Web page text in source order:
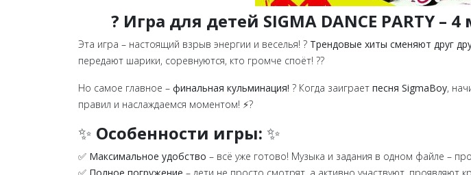
? Игра для детей SIGMA DANCE PARTY –
Эта игра – настоящий взрыв энергии и веселья! ? Трендовые хиты сменяют друг
передают шарики, соревнуются, кто громче споёт! ??
Но самое главное – финальная кульминация! ? Когда заиграет песня SigmaBoy,
правил и наслаждаемся моментом! ⚡?
✨ Особенности игры: ✨
✅ Максимальное удобство – всё уже готово! Музыка и задания в одном файле –